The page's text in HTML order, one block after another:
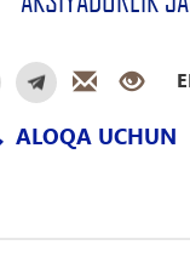
ALOQA UCHUN